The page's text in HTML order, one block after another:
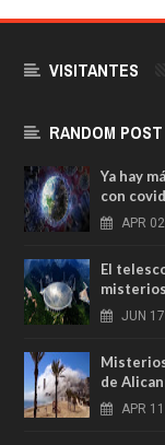
VISITANTES
RANDOM POST
Ya hay
con
APR
El
JUN
de
APR